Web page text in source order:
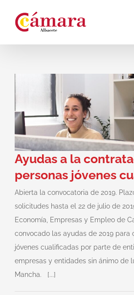
content
Ayudas a la
personas jóvenes
Abierta la convocatoria de 2019.
solicitudes hasta el 22 de julio de
Economía, Empresas y Empleo de
convocado las ayudas de 2019 para
jóvenes cualificadas por parte de
empresas y entidades sin ánimo de
Mancha. [...]